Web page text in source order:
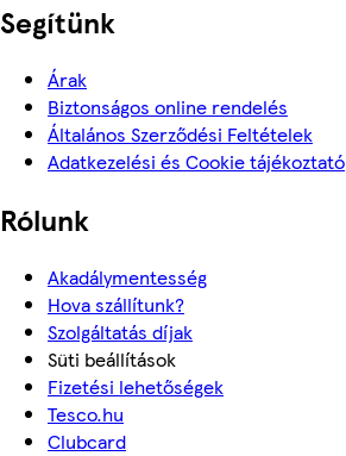
Segítünk
Árak
Biztonságos online rendelés
Általános Szerződési Feltételek
Adatkezelési és Cookie tájékoztató
Rólunk
Akadálymentesség
Hova szállítunk?
Szolgáltatás díjak
Süti beállítások
Fizetési lehetőségek
Tesco.hu
Clubcard